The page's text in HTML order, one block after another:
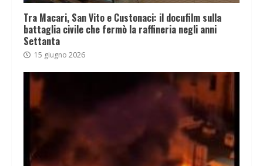
Tra Macari, San Vito e Custonaci: il docufilm sulla
battaglia civile che fermò la raffineria negli anni
Settanta
15 giugno 2026